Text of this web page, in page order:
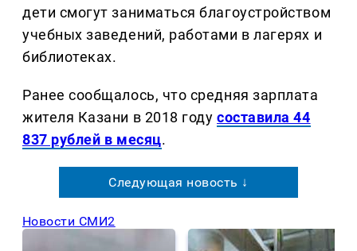
дети смогут заниматься благоустройством
учебных заведений, работами в лагерях и
библиотеках.
Ранее сообщалось, что средняя зарплата
жителя Казани в 2018 годусоставила 44
837 рублей в месяц.
Следующая новость ↓
Новости СМИ2